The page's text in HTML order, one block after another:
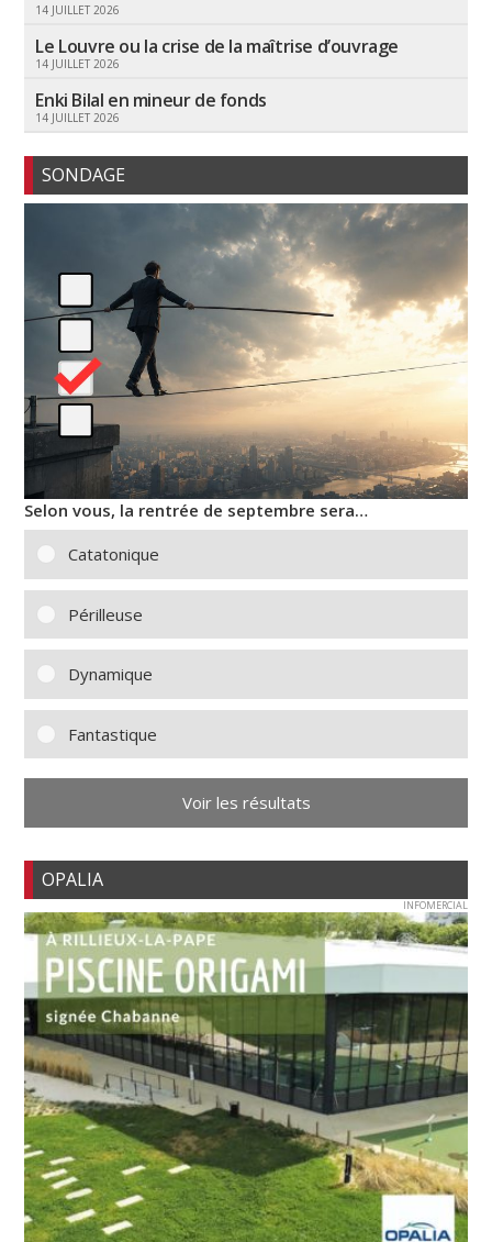
14 JUILLET 2026
Le Louvre ou la crise de la maîtrise d’ouvrage
14 JUILLET 2026
Enki Bilal en mineur de fonds
14 JUILLET 2026
SONDAGE
Selon vous, la rentrée de septembre sera…
Catatonique
Périlleuse
Dynamique
Fantastique
Voir les résultats
OPALIA
INFOMERCIAL